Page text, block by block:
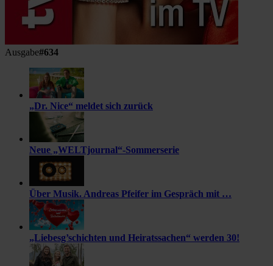
Ausgabe#634
„Dr. Nice“ meldet sich zurück
Neue „WELTjournal“-Sommerserie
Über Musik. Andreas Pfeifer im Gespräch mit …
„Liebesg’schichten und Heiratssachen“ werden 30!